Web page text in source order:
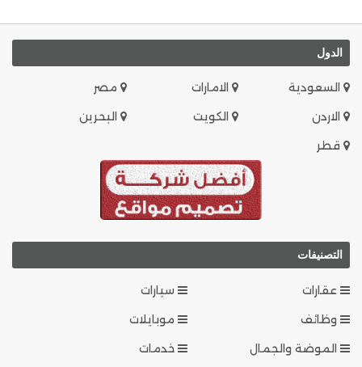
الدول
السعودية الامارات
مصر
الاردن
الكويت
البحرين
قطر
التصنيفات
عقارات
سيارات
وظائف
موبايلات
الموضة والجمال
خدمات